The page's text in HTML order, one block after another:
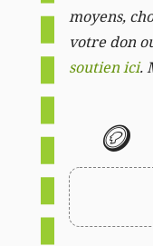
moyens,
votre don
soutien ici.
🪙